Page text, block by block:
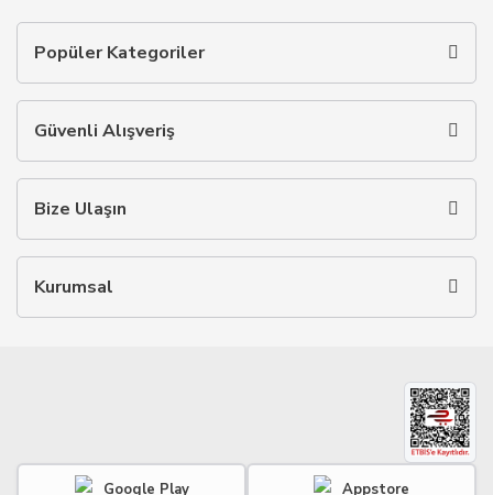
Popüler Kategoriler
Güvenli Alışveriş
Bize Ulaşın
Kurumsal
Google Play Appstore